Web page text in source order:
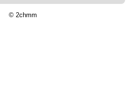
© 2chmm